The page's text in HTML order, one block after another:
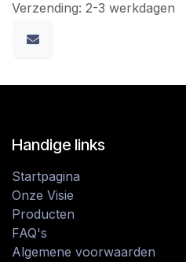
Verzending: 2-3 werkdagen
Handige links
Startpagina
Onze Visie
Producten
FAQ's
Algemene voorwaarden